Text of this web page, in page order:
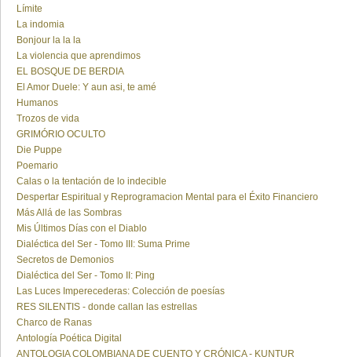
Límite
La indomia
Bonjour la la la
La violencia que aprendimos
EL BOSQUE DE BERDIA
El Amor Duele: Y aun asi, te amé
Humanos
Trozos de vida
GRIMÓRIO OCULTO
Die Puppe
Poemario
Calas o la tentación de lo indecible
Despertar Espiritual y Reprogramacion Mental para el Éxito Financiero
Más Allá de las Sombras
Mis Últimos Días con el Diablo
Dialéctica del Ser - Tomo III: Suma Prime
Secretos de Demonios
Dialéctica del Ser - Tomo II: Ping
Las Luces Imperecederas: Colección de poesías
RES SILENTIS - donde callan las estrellas
Charco de Ranas
Antología Poética Digital
ANTOLOGIA COLOMBIANA DE CUENTO Y CRÓNICA - KUNTUR